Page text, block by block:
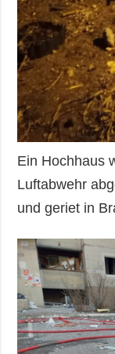
Ein Hochhaus
Luftabwehr
und geriet in